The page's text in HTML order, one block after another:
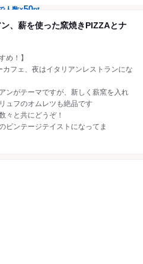
人数×50pt
、薪を使った窯焼きPIZZAとナ
め！】
フェ、夜はイタリアンレストランにな
ンがテーマですが、新しく薪窯を入れ
ュフのオムレツも絶品です
々と共にどうぞ！
ビンテージテイストになってま